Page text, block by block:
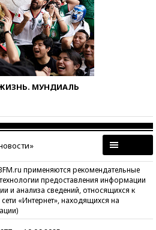
МУНДИАЛЬ
применяются рекомендательные
предоставления информации
и анализа сведений, относящихся к
«Интернет», находящихся на